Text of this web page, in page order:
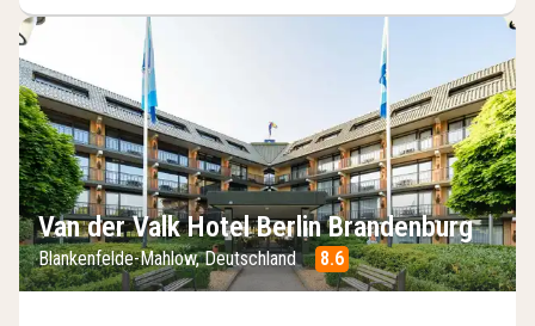
Van der Valk Hotel Berlin Brandenburg
Blankenfelde-Mahlow, Deutschland 8.6